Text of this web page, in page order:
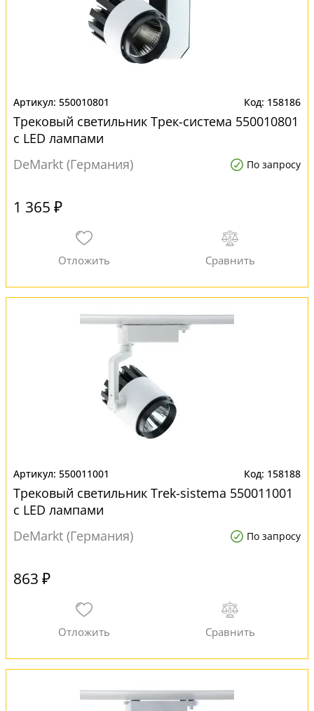
550010801 158186
Трековый светильник Трек-система 550010801
с LED лампами
DeMarkt (Германия)
По запросу
1 365 ₽
550011001 158188
Трековый светильник Trek-sistema 550011001
с LED лампами
DeMarkt (Германия)
По запросу
863 ₽